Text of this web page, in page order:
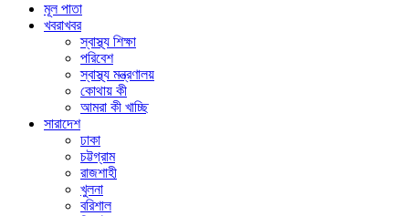
মূল পাতা
খবরাখবর
স্বাস্থ্য শিক্ষা
পরিবেশ
স্বাস্থ্য মন্ত্রণালয়
কোথায় কী
আমরা কী খাচ্ছি
সারাদেশ
ঢাকা
চট্টগ্রাম
রাজশাহী
খুলনা
বরিশাল